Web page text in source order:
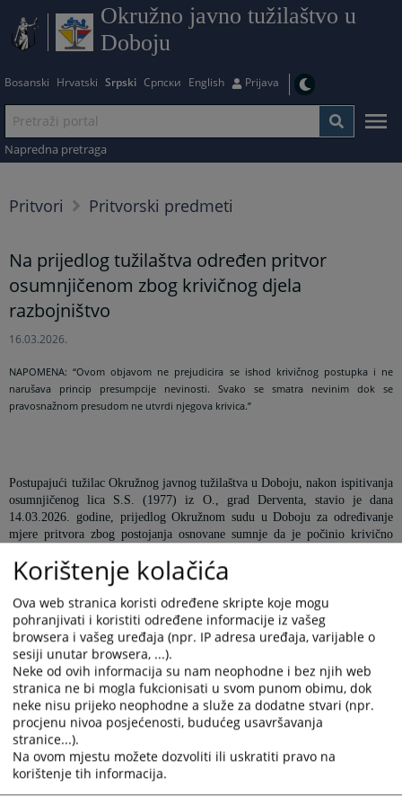
Okružno javno tužilaštvo u
Doboju
Bosanski Hrvatski Srpski Српски English Prijava
Napredna pretraga
Pritvori Pritvorski predmeti
Na prijedlog tužilaštva određen pritvor
osumnjičenom zbog krivičnog djela
razbojništvo
16.03.2026.
NAPOMENA: “Ovom objavom ne prejudicira se ishod krivičnog postupka i ne
narušava princip presumpcije nevinosti. Svako se smatra nevinim dok se
pravosnažnom presudom ne utvrdi njegova krivica.”
Postupajući tužilac Okružnog javnog tužilaštva u Doboju, nakon ispitivanja
osumnjičenog lica S.S. (1977) iz O., grad Derventa, stavio je dana
14.03.2026. godine, prijedlog Okružnom sudu u Doboju za određivanje
mjere pritvora zbog postojanja osnovane sumnje da je počinio krivično
Derventi, došao maskiran do objekta jednog automat kluba u Derventi, te
je uz upotrebu i prijetnju vatrenim oružjem (pištoljem) radniku navedenog
kluba naredio da legne na pod i da mu kaže gdje je novac, što je oštećeni i
učinio, a nakon čega je osumnjičeni uzeo i prisvojio određenu količinu
novca, te ubrzo potom napustio lice mjesta.
Tužilac je stavio prijedlog za određivanje mjere pritvora jer postoje
naročite okolnosti koje opravdavaju bojazan da će osumnjičeni boravkom
na slobodi ponoviti krivično djelo, a za krivično djelo za koje se tereti
zaprijećena je kazna zatvora od 5 do 15 godina, odnosno može se izreći
Korištenje kolačića
Ova web stranica koristi određene skripte koje mogu
pohranjivati i koristiti određene informacije iz vašeg
browsera i vašeg uređaja (npr. IP adresa uređaja, varijable o
sesiji unutar browsera, ...).
Neke od ovih informacija su nam neophodne i bez njih web
stranica ne bi mogla fukcionisati u svom punom obimu, dok
neke nisu prijeko neophodne a služe za dodatne stvari (npr.
procjenu nivoa posjećenosti, budućeg usavršavanja
stranice...).
Na ovom mjestu možete dozvoliti ili uskratiti pravo na
korištenje tih informacija.